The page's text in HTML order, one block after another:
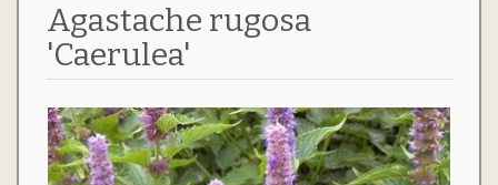
Agastache rugosa
'Caerulea'